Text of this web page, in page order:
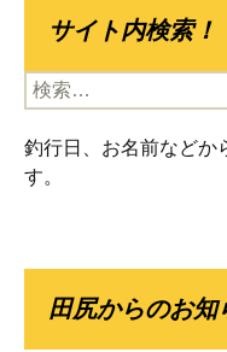
サイト内検索！
検
索:
釣行日、お名前などか
す。
田尻からのお知